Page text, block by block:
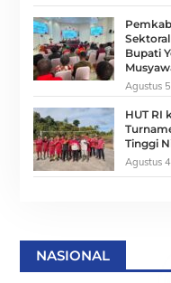
Bupati
Agustus
HUT RI
Tinggi
Agustus
NASIONAL